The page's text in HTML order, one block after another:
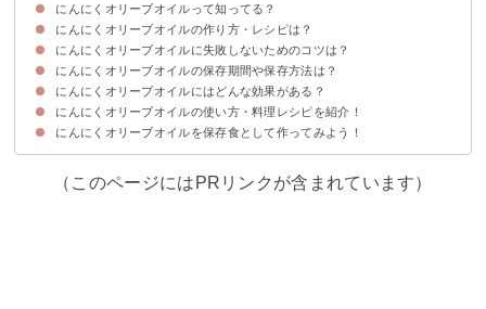
にんにくオリーブオイルって知ってる？
にんにくオリーブオイルを作るメリット
にんにくオリーブオイルの作り方・レシピは？
にんにくオリーブオイルの材料
にんにくオリーブオイルの作り方・手順
にんにくオリーブオイルに失敗しないためのコツは？
①保存瓶は煮沸消毒しておく
②にんにくがオリーブオイルから出ないようにする
③最初の1週間〜10日は蓋を緩めに閉める
にんにくオリーブオイルの保存期間や保存方法は？
にんにくオリーブオイルは冷蔵庫で半年程度もつ
にんにくオリーブオイルにはどんな効果がある？
①血流をよくする効果がある
②抗菌・抗ウイルス作用がある
にんにくオリーブオイルの使い方・料理レシピを紹介！
①ホタテときのこのパスタ
②ブロッコリーとジャガイモのガーリックオイル炒め
③イワシのにんにくオリーブオイル炒め
にんにくオリーブオイルを保存食として作ってみよう！
（このページにはPRリンクが含まれています）